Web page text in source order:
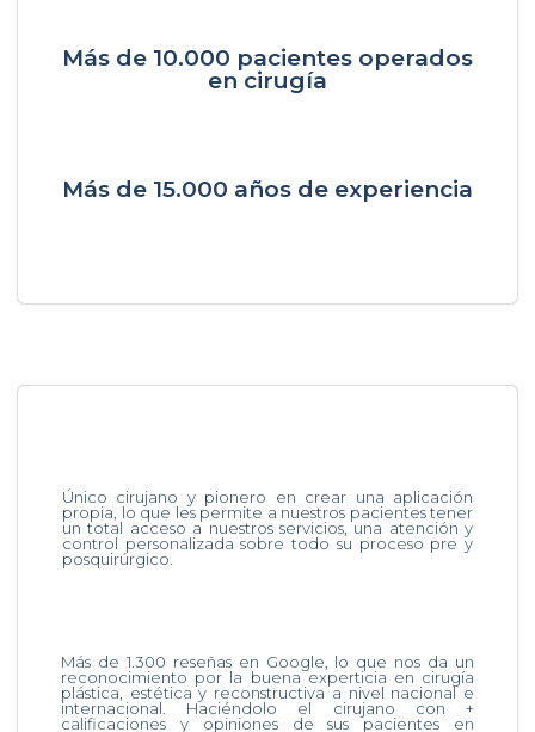
Más de 10.000 pacientes operados
en cirugía
Más de 15.000 años de experiencia
Único cirujano y pionero en crear una aplicación
propia, lo que les permite a nuestros pacientes tener
un total acceso a nuestros servicios, una atención y
control personalizada sobre todo su proceso pre y
posquirúrgico.
Más de 1.300 reseñas en Google, lo que nos da un
reconocimiento por la buena experticia en cirugía
plástica, estética y reconstructiva a nivel nacional e
internacional. Haciéndolo el cirujano con +
calificaciones y opiniones de sus pacientes en